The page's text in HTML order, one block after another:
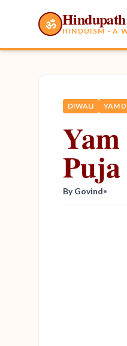
ॐ Hindupath
HINDUISM - A
DIWALI YAM
Puja
By Govind•